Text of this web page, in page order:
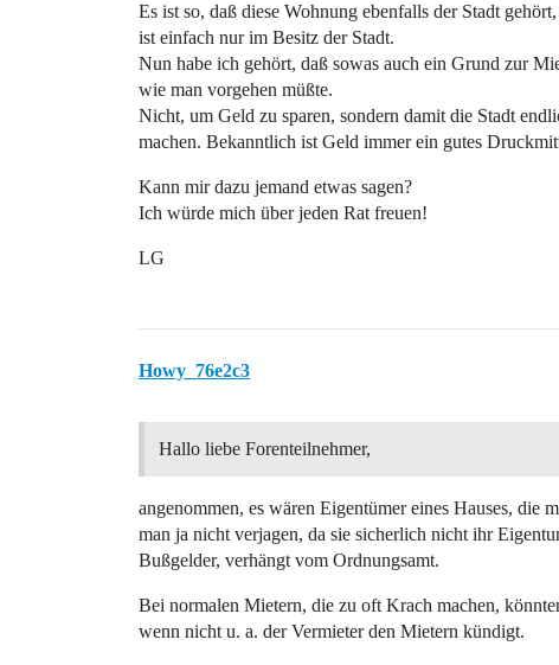
Es ist so, daß diese Wohnung ebenfalls der Stadt
ist einfach nur im Besitz der Stadt.
Nun habe ich gehört, daß sowas auch ein Grund zur
wie man vorgehen müßte.
Nicht, um Geld zu sparen, sondern damit die Stadt
machen. Bekanntlich ist Geld immer ein gutes
Kann mir dazu jemand etwas sagen?
Ich würde mich über jeden Rat freuen!
LG
Howy_76e2c3
Hallo liebe Forenteilnehmer,
angenommen, es wären Eigentümer eines Hauses, die
man ja nicht verjagen, da sie sicherlich nicht ihr
Bußgelder, verhängt vom Ordnungsamt.
Bei normalen Mietern, die zu oft Krach machen,
wenn nicht u. a. der Vermieter den Mietern kündigt.